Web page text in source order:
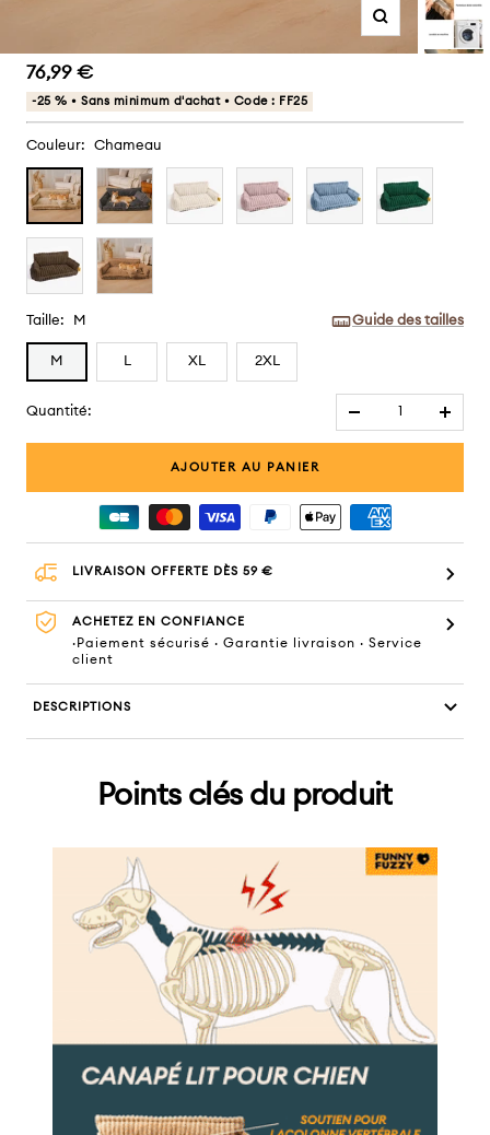
Zoom
Prix
de
vente
76,99 €
-25 % • Sans minimum d'achat • Code : FF25
Couleur: Chameau
Chameau
Gris
foncé
blanc Rose Bleu
Vert
foncé
Marron
foncé
Brun
Taille: M Guide des tailles
M L XL 2XL
Quantité:
la
la
AJOUTER AU PANIER
LIVRAISON OFFERTE DÈS 59 €
ACHETEZ EN CONFIANCE
·Paiement sécurisé · Garantie livraison · Service
client
DESCRIPTIONS
Points clés du produit